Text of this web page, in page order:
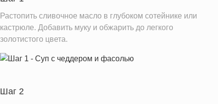
Информация для одной порции
Растопить сливочное масло в глубоком сотейнике или
кастрюле. Добавить муку и обжарить до легкого
золотистого цвета.
Шаг 2